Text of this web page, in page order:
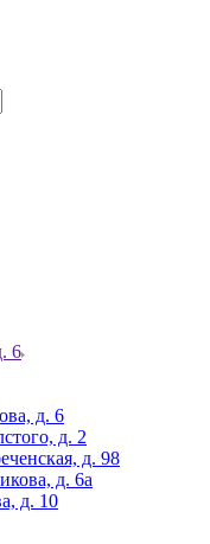
6
д. 6
д. 2
д. 98
д. 6а
д. 10